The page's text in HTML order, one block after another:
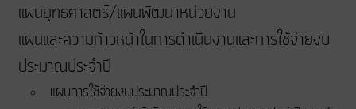
แผนยุทธศาสตร์/แผนพัฒนาหน่วยงาน
แผนและความก้าวหน้าในการดําเนินงานและการใช้จ่ายงบ
ประมาณประจําปี
แผนการใช้จ่ายงบประมาณประจำปี